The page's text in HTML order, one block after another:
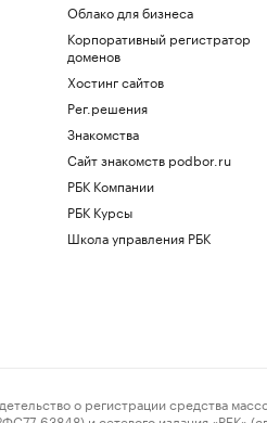
Облако для бизнеса
Корпоративный регистратор
доменов
Хостинг сайтов
Рег.решения
Знакомства
Сайт знакомств podbor.ru
РБК Компании
РБК Курсы
Школа управления РБК
о регистрации средства